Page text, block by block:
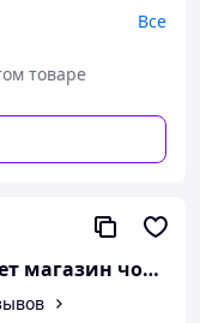
Vel by Rosso
Все
товаре
Badden.com.ua інтернет магазин чоловічого та жіночого взуття великих розмірів